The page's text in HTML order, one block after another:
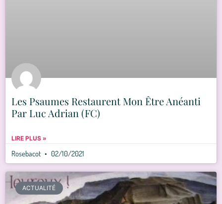
Les Psaumes Restaurent Mon Être Anéanti
Par Luc Adrian (FC)
LIRE PLUS »
Rosebacot 02/10/2021
ACTUALITÉ